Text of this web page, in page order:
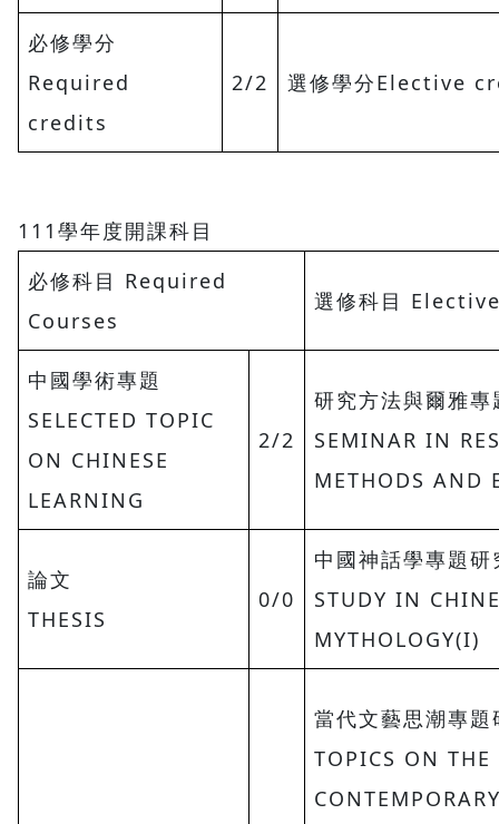
必修學分
Required
credits
2/2 選修學分Elective
111學年度開課科目
必修科目 Required
Courses
選修科目
中國學術專題
SELECTED TOPIC
ON CHINESE
LEARNING
2/2
研究方法與爾雅專
SEMINAR IN
METHODS AND
論文
THESIS
0/0
中國神話學專題研
STUDY IN
MYTHOLOGY(I)
當代文藝思潮專
TOPICS ON THE